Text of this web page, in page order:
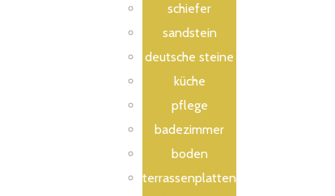
schiefer
sandstein
deutsche steine
küche
pflege
badezimmer
boden
terrassenplatten